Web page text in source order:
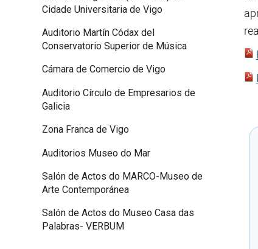
Cidade Universitaria de Vigo
Auditorio Martín Códax del
Conservatorio Superior de Música
Cámara de Comercio de Vigo
Auditorio Círculo de Empresarios de
Galicia
Zona Franca de Vigo
Auditorios Museo do Mar
Salón de Actos do MARCO-Museo de
Arte Contemporánea
Salón de Actos do Museo Casa das
Palabras- VERBUM